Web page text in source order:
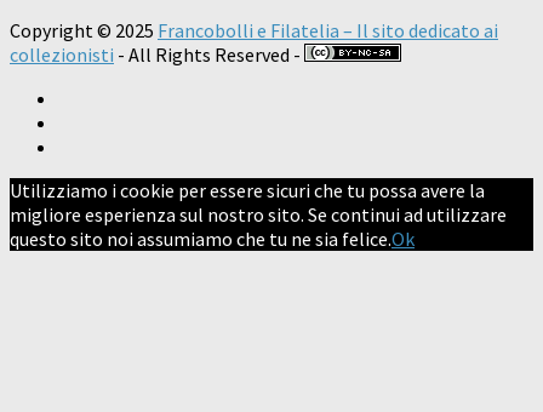
Copyright © 2025 Francobolli e Filatelia – Il sito dedicato ai
collezionisti - All Rights Reserved -
Utilizziamo i cookie per essere sicuri che tu possa avere la
migliore esperienza sul nostro sito. Se continui ad utilizzare
questo sito noi assumiamo che tu ne sia felice.Ok